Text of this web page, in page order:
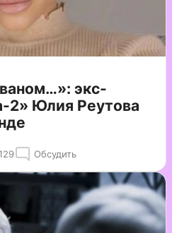
экс-
2» Юлия Реутова
Обсудить